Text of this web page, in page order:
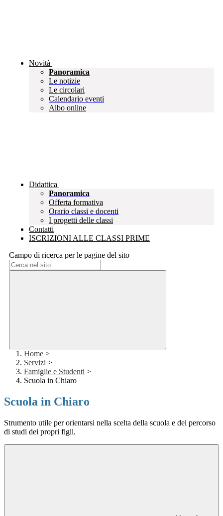
Novità
Panoramica
Le notizie
Le circolari
Calendario eventi
Albo online
Didattica
Panoramica
Offerta formativa
Orario classi e docenti
I progetti delle classi
Contatti
ISCRIZIONI ALLE CLASSI PRIME
Campo di ricerca per le pagine del sito
Home >
Servizi >
Famiglie e Studenti >
Scuola in Chiaro
Scuola in Chiaro
Strumento utile per orientarsi nella scelta della scuola e del percorso
di studi dei propri figli.